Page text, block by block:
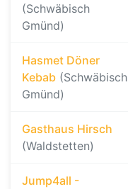
(Schwäbisch
Gmünd)
Hasmet Döner
Kebab (Schwäbisch
Gmünd)
Gasthaus Hirsch
(Waldstetten)
Jump4all -